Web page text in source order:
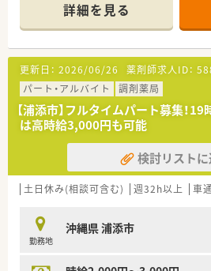
【店舗情報と応需状況について】
■総合病院の門前薬局として、多
月に約2400枚と幅広く応需してい
■開局時間は曜日を問わず9時から
いライフスタイルを持つ患者様が来
■外来業務をメインとしながらも、
設や居宅への在宅医療にも積極的
【募集背景と求める人物像について】
■今回は店舗の新規開設と近隣地域
体制強化を目的とした増員急募の求
■調剤経験のある方はもちろん、
でも前向きに業務に取り組める方
詳細を見る
更新日： 2026/06/26 薬剤師求人ID：
パート・アルバイト
調剤薬局
【浦添市】フルタイムパート募集！
は高時給3,000円も可能
検討リスト
土日休み(相談可含む) 週32h以上 車
勤務地
沖縄県 浦添市